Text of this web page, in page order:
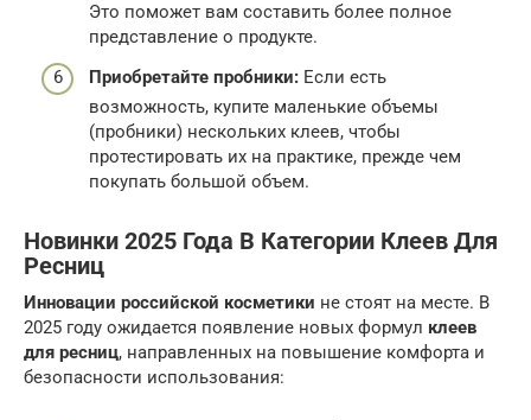
Это поможет вам составить более полное
представление о продукте.
Приобретайте пробники: Если есть
возможность, купите маленькие объемы
(пробники) нескольких клеев, чтобы
протестировать их на практике, прежде чем
покупать большой объем.
Новинки 2025 Года В Категории Клеев Для
Ресниц
Инновации российской косметики не стоят на месте. В
2025 году ожидается появление новых формул клеев
для ресниц, направленных на повышение комфорта и
безопасности использования: